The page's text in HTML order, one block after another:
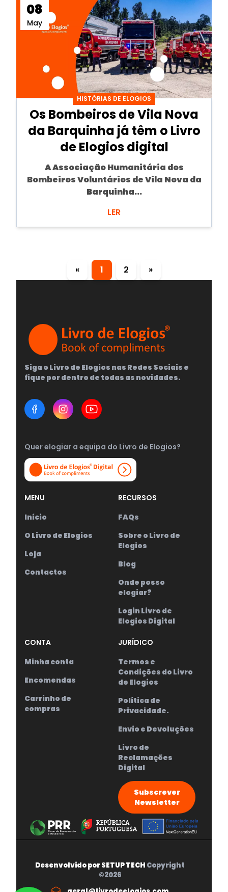
08
May
HISTÓRIAS DE ELOGIOS
Os Bombeiros de Vila Nova
da Barquinha já têm o Livro
de Elogios digital
AAssociação Humanitária dos
Bombeiros Voluntários de Vila Nova da
Barquinha...
LER
« 1 2 »
Siga o Livro de Elogios nas Redes Sociais e
fique por dentro de todas as novidades.
Quer elogiar a equipa do Livro de Elogios?
MENU
Início
O Livro de Elogios
Loja
Contactos
RECURSOS
FAQs
Sobre o Livro de
Elogios
Blog
Onde posso
elogiar?
Login Livro de
Elogios Digital
CONTA
Minha conta
Encomendas
Carrinho de
compras
JURÍDICO
Termos e
Condições do Livro
de Elogios
Política de
Privacidade.
Envio e Devoluções
Livro de
Reclamações
Digital
Subscrever
Newsletter
Desenvolvido porSETUP TECH Copyright
©2026